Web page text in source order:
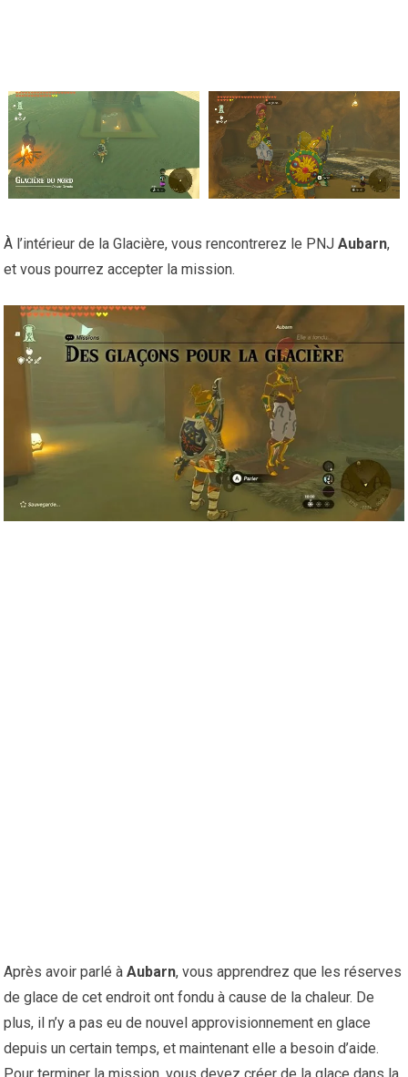
À l’intérieur de la Glacière, vous rencontrerez le PNJAubarn,
et vous pourrez accepter la mission.
Après avoir parlé àAubarn, vous apprendrez que les réserves
de glace de cet endroit ont fondu à cause de la chaleur. De
plus, il n’y a pas eu de nouvel approvisionnement en glace
depuis un certain temps, et maintenant elle a besoin d’aide.